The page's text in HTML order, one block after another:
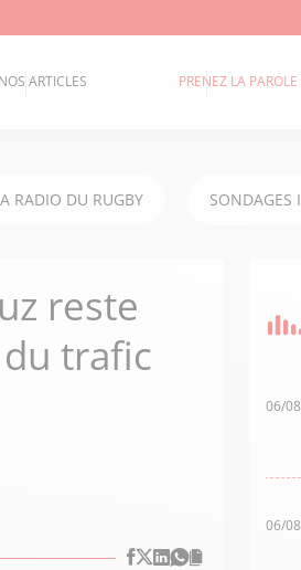
NOS ARTICLES PRENEZ LA PAROLE
RADIO DU RUGBY SONDAGES
reste
trafic
06/
06/